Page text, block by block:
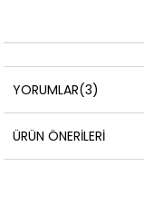
YORUMLAR(3)
ÜRÜN ÖNERILERI